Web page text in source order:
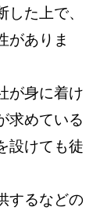
た上で、
がありま
が身に着け
求めている
設けても徒
するなどの